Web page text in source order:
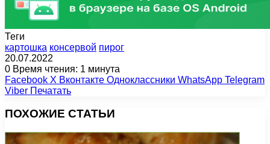
Теги
картошка консервой пирог
20.07.2022
0 Время чтения: 1 минута
Facebook X Вконтакте Одноклассники WhatsApp Telegram
Viber Печатать
ПОХОЖИЕ СТАТЬИ